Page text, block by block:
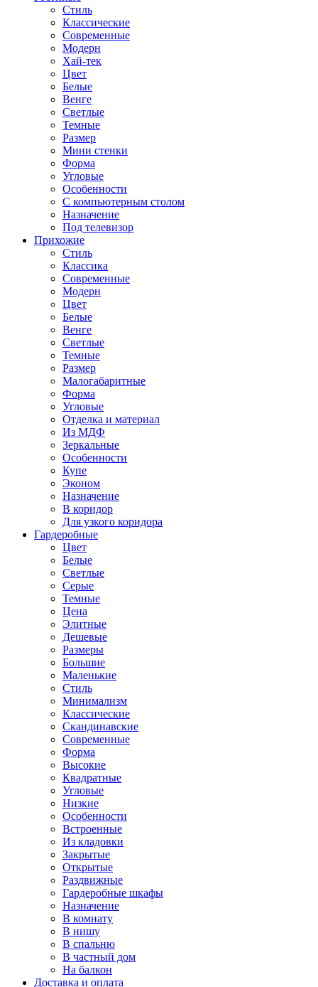
Стиль
Классические
Современные
Модерн
Хай-тек
Цвет
Белые
Венге
Светлые
Темные
Размер
Мини стенки
Форма
Угловые
Особенности
С компьютерным столом
Назначение
Под телевизор
Прихожие
Стиль
Классика
Современные
Модерн
Цвет
Белые
Венге
Светлые
Темные
Размер
Малогабаритные
Форма
Угловые
Отделка и материал
Из МДФ
Зеркальные
Особенности
Купе
Эконом
Назначение
В коридор
Для узкого коридора
Гардеробные
Цвет
Белые
Светлые
Серые
Темные
Цена
Элитные
Дешевые
Размеры
Большие
Маленькие
Стиль
Минимализм
Классические
Скандинавские
Современные
Форма
Высокие
Квадратные
Угловые
Низкие
Особенности
Встроенные
Из кладовки
Закрытые
Открытые
Раздвижные
Гардеробные шкафы
Назначение
В комнату
В нишу
В спальню
В частный дом
На балкон
Доставка и оплата